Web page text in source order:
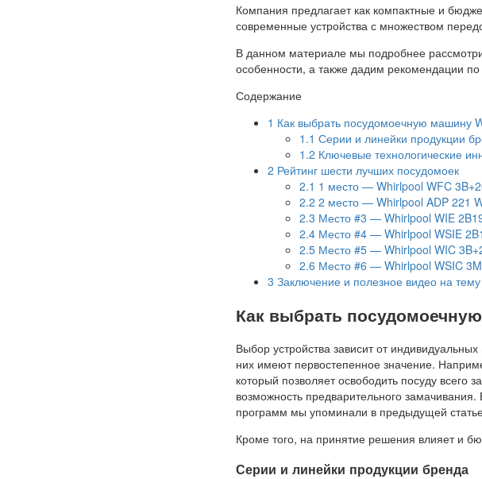
Компания предлагает как компактные и
современные устройства с множеством
В данном материале мы подробнее
особенности, а также дадим рекомендации
Содержание
1 Как выбрать посудомоечную машину
1.1 Серии и линейки продукции
1.2 Ключевые технологические
2 Рейтинг шести лучших посудомоек
2.1 1 место — Whirlpool WFC
2.2 2 место — Whirlpool ADP 221
2.3 Место #3 — Whirlpool WIE
2.4 Место #4 — Whirlpool WSIE
2.5 Место #5 — Whirlpool WIC
2.6 Место #6 — Whirlpool WSIC
3 Заключение и полезное видео на тему
Как выбрать
Выбор устройства зависит от
них имеют первостепенное значение.
который позволяет освободить посуду всего
возможность предварительного
программ мы упоминали в предыдущей
Кроме того, на принятие решения влияет и
Серии и линейки продукции бренда